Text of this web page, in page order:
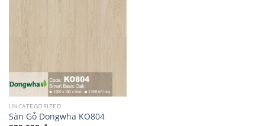
UNCATEGORIZED
Sàn Gỗ Dongwha KO804